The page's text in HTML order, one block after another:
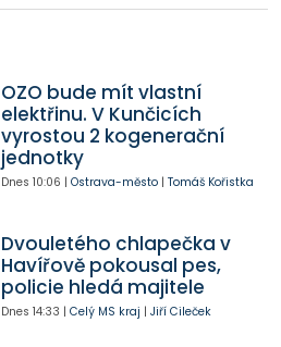
OZO bude mít vlastní
elektřinu. V Kunčicích
vyrostou 2 kogenerační
jednotky
Dnes 10:06 | Ostrava-město| Tomáš Kořistka
Dvouletého chlapečka v
Havířově pokousal pes,
policie hledá majitele
Dnes 14:33 | Celý MS kraj | Jiří Cileček